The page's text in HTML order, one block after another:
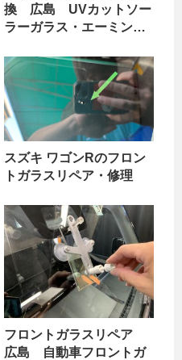
換 広島 UVカットソー
ラーガラス・エーミン
スズキ ワゴンRのフロン
トガラスリペア・修理
フロントガラスリペア
広島 自動車フロントガ